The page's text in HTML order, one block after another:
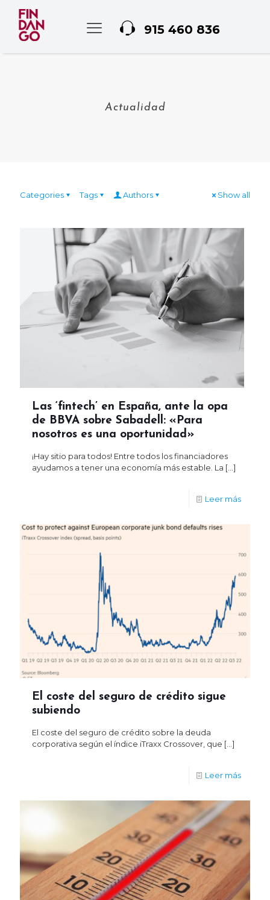
915 460 836
Actualidad
Categories Tags Authors Show all
Las ‘fintech’ en España, ante la opa
de BBVA sobre Sabadell: «Para
nosotros es una oportunidad»
¡Hay sitio para todos! Entre todos los financiadores
ayudamos a tener una economía más estable. La […]
Leer más
El coste del seguro de crédito sigue
subiendo
El coste del seguro de crédito sobre la deuda
corporativa según el índice iTraxx Crossover, que […]
Leer más